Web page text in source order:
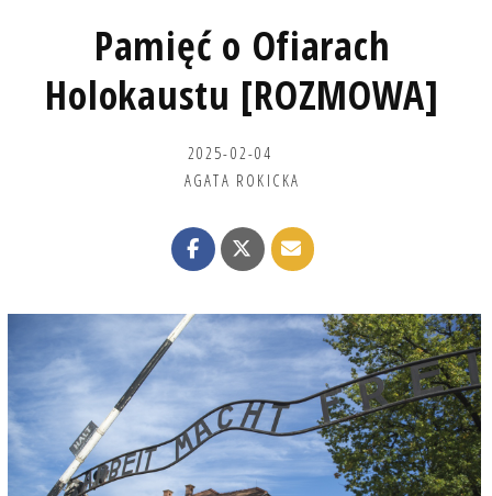
Pamięć o Ofiarach
Holokaustu [ROZMOWA]
2025-02-04
AGATA ROKICKA